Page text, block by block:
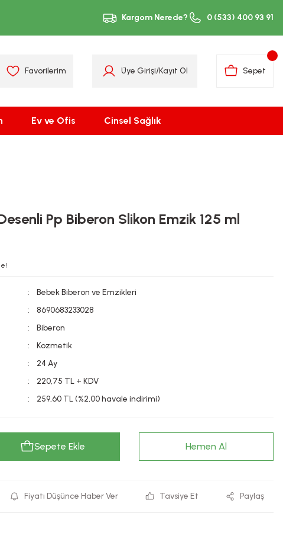
Kargom Nerede? 0 (533) 400 93 91
Favorilerim Üye Girişi/Kayıt Ol Sepet
Ev ve Ofis Cinsel Sağlık
Pp Biberon Slikon Emzik 125 ml
Bebek Biberon ve Emzikleri
8690683233028
Biberon
Kozmetik
24 Ay
220,75 TL + KDV
259,60 TL (%2,00 havale indirimi)
Sepete Ekle Hemen Al
Fiyatı Düşünce Haber Ver Tavsiye Et Paylaş